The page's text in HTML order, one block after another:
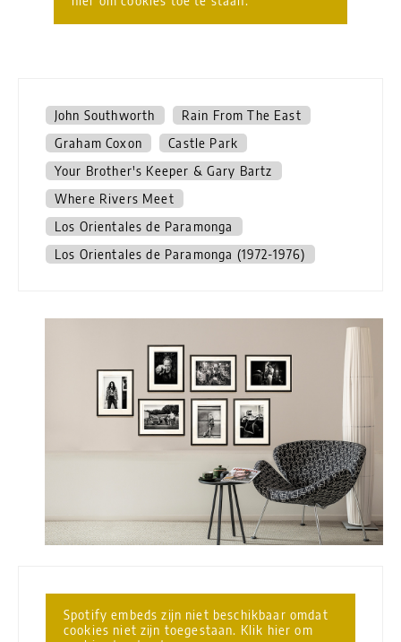
John Southworth
Rain From The East
Graham Coxon
Castle Park
Your Brother's Keeper & Gary Bartz
Where Rivers Meet
Los Orientales de Paramonga
Los Orientales de Paramonga (1972-1976)
Spotify embeds zijn niet beschikbaar omdat
cookies niet zijn toegestaan. Klik hier om